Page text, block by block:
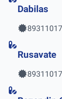
Dabilas
Rusavate